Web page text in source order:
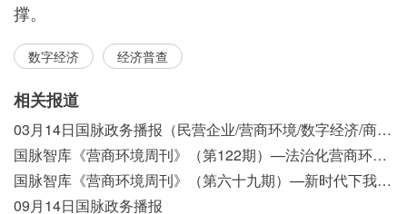
撑。
数字经济 经济普查
相关报道
03月14日国脉政务播报（民营企业/营商环境/数字经济/商事制度改革）
国脉智库《营商环境周刊》（第122期）—法治化营商环境视域下我国行政执法公示制度浅析
国脉智库《营商环境周刊》（第六十九期）—新时代下我国营商环境标准体系构建初探
09月14日国脉政务播报